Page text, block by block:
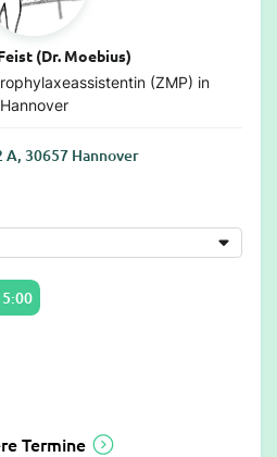
(Dr. Moebius)
(ZMP) in
Hannover
30657 Hannover
Termine